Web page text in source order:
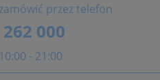
przez telefon
000
- 21:00